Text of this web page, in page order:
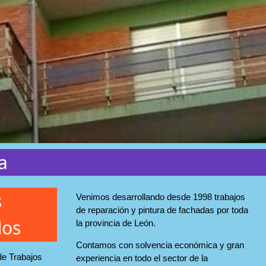
Trabajos
Venimos desarrollando desde 1998 trabajos
de reparación y pintura de fachadas por toda
la provincia de León.
Contamos con solvencia económica y gran
experiencia en todo el sector de la